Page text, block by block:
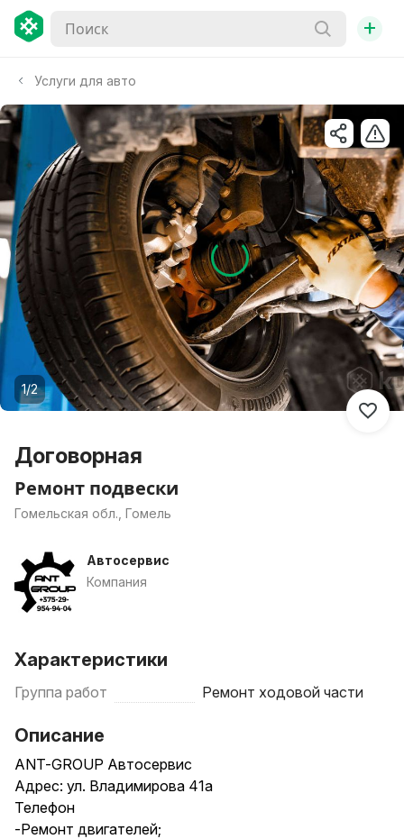
+
Услуги для авто
1/2
Договорная
Ремонт подвески
Гомельская обл., Гомель
Автосервис
Компания
Характеристики
Группа работ Ремонт ходовой части
Описание
ANT-GROUP Автосервис
Адрес: ул. Владимирова 41а
Телефон
-Ремонт двигателей;